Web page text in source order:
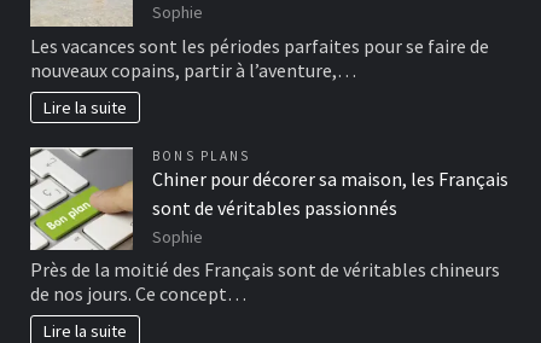
Sophie
Les vacances sont les périodes parfaites pour se faire de
nouveaux copains, partir à l’aventure,…
Lire la suite
BONS PLANS
Chiner pour décorer sa maison, les Français
sont de véritables passionnés
Sophie
Près de la moitié des Français sont de véritables chineurs
de nos jours. Ce concept…
Lire la suite